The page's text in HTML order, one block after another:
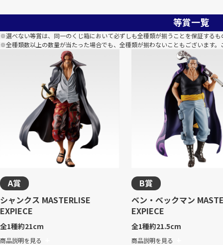
等賞一覧
※選べない等賞は、同一のくじ箱において必ずしも全種類が揃うことを保証する
※全種類数以上の数量が当たった場合でも、全種類が揃わないこともございます
A賞
シャンクス MASTERLISE
EXPIECE
全1種約21cm
商品説明を見る
B賞
ベン・ベックマン
EXPIECE
全1種約21.5cm
商品説明を見る